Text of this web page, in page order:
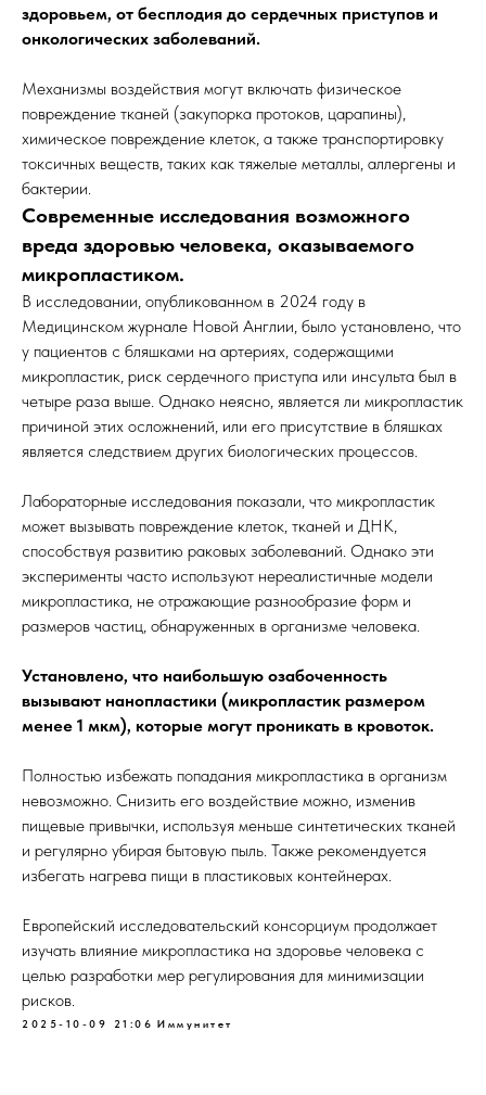
здоровьем, от бесплодия до сердечных приступов и
онкологических заболеваний.
Механизмы воздействия могут включать физическое
повреждение тканей (закупорка протоков, царапины),
химическое повреждение клеток, а также транспортировку
токсичных веществ, таких как тяжелые металлы, аллергены и
бактерии.
Современные исследования возможного
вреда здоровью человека, оказываемого
микропластиком.
В исследовании, опубликованном в 2024 году в
Медицинском журнале Новой Англии, было установлено, что
у пациентов с бляшками на артериях, содержащими
микропластик, риск сердечного приступа или инсульта был в
четыре раза выше. Однако неясно, является ли микропластик
причиной этих осложнений, или его присутствие в бляшках
является следствием других биологических процессов.
Лабораторные исследования показали, что микропластик
может вызывать повреждение клеток, тканей и ДНК,
способствуя развитию раковых заболеваний. Однако эти
эксперименты часто используют нереалистичные модели
микропластика, не отражающие разнообразие форм и
размеров частиц, обнаруженных в организме человека.
Установлено, что наибольшую озабоченность
вызывают нанопластики (микропластик размером
менее 1 мкм), которые могут проникать в кровоток.
Полностью избежать попадания микропластика в организм
невозможно. Снизить его воздействие можно, изменив
пищевые привычки, используя меньше синтетических тканей
и регулярно убирая бытовую пыль. Также рекомендуется
избегать нагрева пищи в пластиковых контейнерах.
Европейский исследовательский консорциум продолжает
изучать влияние микропластика на здоровье человека с
целью разработки мер регулирования для минимизации
рисков.
2025-10-09 21:06 Иммунитет